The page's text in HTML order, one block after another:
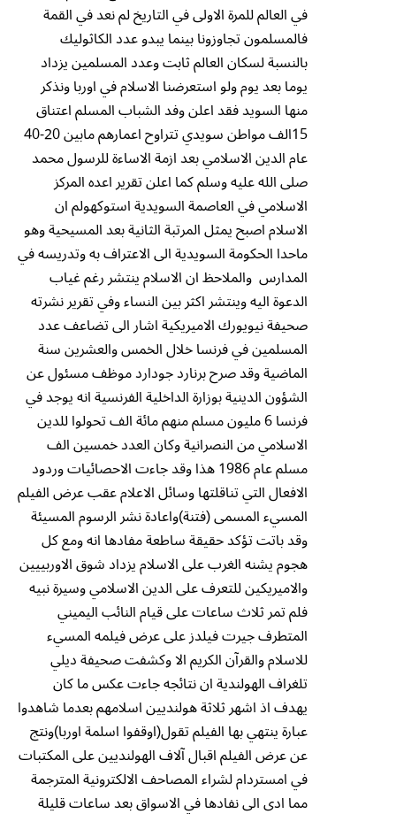
في العالم للمرة الاولى في التاريخ لم نعد في القمة
فالمسلمون تجاوزونا بينما يبدو عدد الكاثوليك
بالنسبة لسكان العالم ثابت وعدد المسلمين يزداد
يوما بعد يوم ولو استعرضنا الاسلام في اوربا ونذكر
منها السويد فقد اعلن وفد الشباب المسلم اعتناق
15الف مواطن سويدي تتراوح اعمارهم مابين 20-40
عام الدين الاسلامي بعد ازمة الاساءة للرسول محمد
صلى الله عليه وسلم كما اعلن تقرير اعده المركز
الاسلامي في العاصمة السويدية استوكهولم ان
الاسلام اصبح يمثل المرتبة الثانية بعد المسيحية وهو
ماحدا الحكومة السويدية الى الاعتراف به وتدريسه في
المدارس والملاحظ ان الاسلام ينتشر رغم غياب
الدعوة اليه وينتشر اكثر بين النساء وفي تقرير نشرته
صحيفة نيويورك الاميريكية اشار الى تضاعف عدد
المسلمين في فرنسا خلال الخمس والعشرين سنة
الماضية وقد صرح برنارد جودارد موظف مسئول عن
الشؤون الدينية بوزارة الداخلية الفرنسية انه يوجد في
فرنسا 6 مليون مسلم منهم مائة الف تحولوا للدين
الاسلامي من النصرانية وكان العدد خمسين الف
مسلم عام 1986 هذا وقد جاءت الاحصائيات وردود
الافعال التي تناقلتها وسائل الاعلام عقب عرض الفيلم
المسيء المسمى (فتنة)واعادة نشر الرسوم المسيئة
وقد باتت تؤكد حقيقة ساطعة مفادها انه ومع كل
هجوم يشنه الغرب على الاسلام يزداد شوق الاوربييين
والاميريكين للتعرف على الدين الاسلامي وسيرة نبيه
فلم تمر ثلاث ساعات على قيام النائب اليميني
المتطرف جيرت فيلدز على عرض فيلمه المسيء
للاسلام والقرآن الكريم الا وكشفت صحيفة ديلي
تلغراف الهولندية ان نتائجه جاءت عكس ما كان
يهدف اذ اشهر ثلاثة هولنديين اسلامهم بعدما شاهدوا
عبارة ينتهي بها الفيلم تقول(اوقفوا اسلمة اوربا)ونتج
عن عرض الفيلم اقبال آلاف الهولنديين على المكتبات
في امستردام لشراء المصاحف الالكترونية المترجمة
مما ادى الى نفادها في الاسواق بعد ساعات قليلة